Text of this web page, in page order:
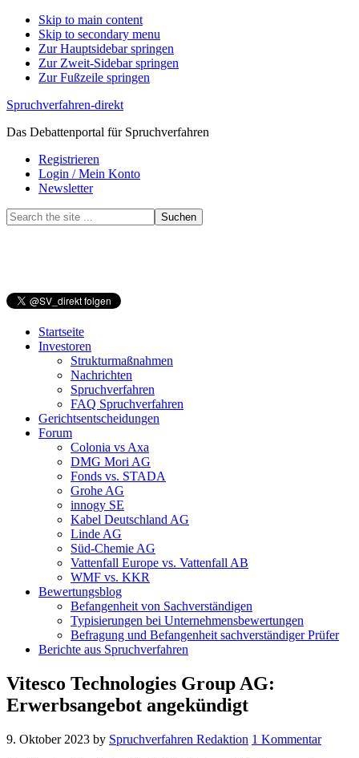
Skip to main content
Skip to secondary menu
Zur Hauptsidebar springen
Zur Zweit-Sidebar springen
Zur Fußzeile springen
Spruchverfahren-direkt
Das Debattenportal für Spruchverfahren
Registrieren
Login / Mein Konto
Newsletter
Search
the
Startseite
Investoren
Strukturmaßnahmen
Nachrichten
Spruchverfahren
FAQ Spruchverfahren
Gerichtsentscheidungen
Forum
Colonia vs Axa
DMG Mori AG
Fonds vs. STADA
Grohe AG
innogy SE
Kabel Deutschland AG
Linde AG
Süd-Chemie AG
Vattenfall Europe vs. Vattenfall AB
WMF vs. KKR
Bewertungsblog
Befangenheit von Sachverständigen
Typisierungen bei Unternehmensbewertungen
Befragung und Befangenheit sachverständiger Prüfer
Berichte aus Spruchverfahren
Vitesco Technologies Group AG:
Erwerbsangebot angekündigt
9. Oktober 2023 by Spruchverfahren Redaktion 1 Kommentar